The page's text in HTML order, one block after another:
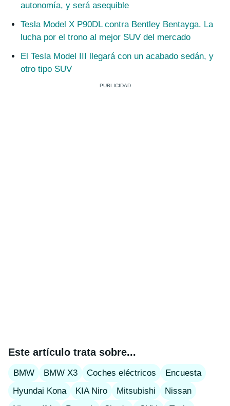
autonomía, y será asequible
Tesla Model X P90DL contra Bentley Bentayga. La
lucha por el trono al mejor SUV del mercado
El Tesla Model III llegará con un acabado sedán, y
otro tipo SUV
Este artículo trata sobre...
BMW BMW X3 Coches eléctricos
Encuesta
Hyundai Kona
KIA Niro Mitsubishi
Nissan